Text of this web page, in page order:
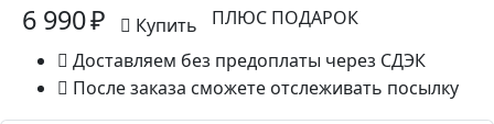
6 990 ₽ Купить
ПЛЮС ПОДАРОК
Доставляем без предоплаты через СДЭК
После заказа сможете отслеживать посылку